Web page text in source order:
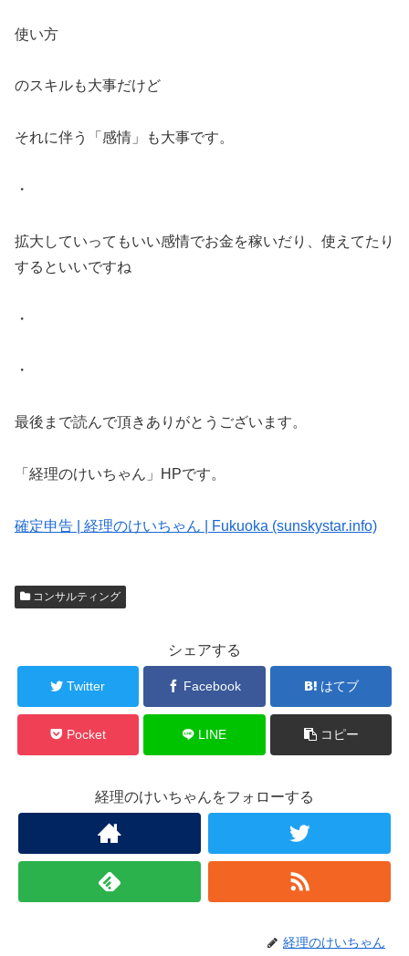
使い方
のスキルも大事だけど
それに伴う「感情」も大事です。
・
拡大していってもいい感情でお金を稼いだり、使えてたり
するといいですね
・
・
最後まで読んで頂きありがとうございます。
「経理のけいちゃん」HPです。
確定申告 | 経理のけいちゃん | Fukuoka (sunskystar.info)
コンサルティング
シェアする
Twitter Facebook はてブ
Pocket LINE コピー
経理のけいちゃんをフォローする
経理のけいちゃん